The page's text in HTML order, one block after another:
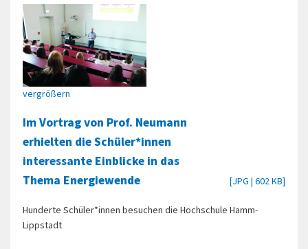
vergrößern
Im Vortrag von Prof. Neumann
erhielten die Schüler*innen
interessante Einblicke in das
Thema Energiewende
[JPG | 602 KB]
Hunderte Schüler*innen besuchen die Hochschule Hamm-
Lippstadt